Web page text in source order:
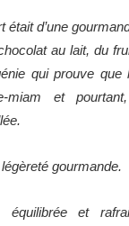
d’une
au lait, du
qui prouve
et
gourmande.
équilibrée et